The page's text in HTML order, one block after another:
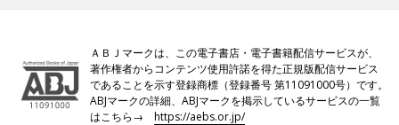
ＡＢＪマークは、この電子書店・電子書籍配信サービスが、
著作権者からコンテンツ使用許諾を得た正規版配信サービス
であることを示す登録商標（登録番号 第11091000号）です。
ABJマークの詳細、ABJマークを掲示しているサービスの一覧
はこちら→https://aebs.or.jp/